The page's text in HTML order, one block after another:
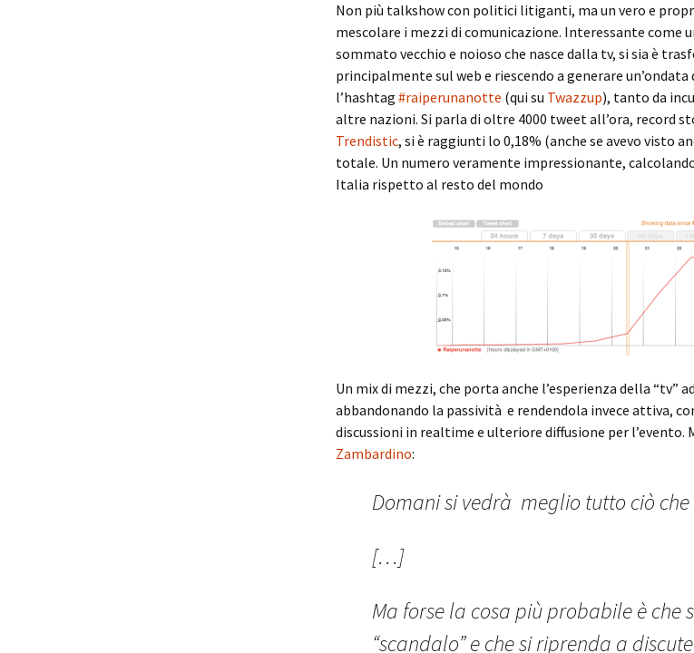
Non più talkshow con politici litiganti, ma un vero e
mescolare i mezzi di comunicazione. Interessante
sommato vecchio e noioso che nasce dalla tv, si sia è
principalmente sul web e riescendo a generare
l’hashtag #raiperunanotte (qui su Twazzup), tanto da
altre nazioni. Si parla di oltre 4000 tweet all’ora, record
Trendistic, si è raggiunti lo 0,18% (anche se avevo visto
totale. Un numero veramente impressionante,
Italia rispetto al resto del mondo
Un mix di mezzi, che porta anche l’esperienza della “tv”
abbandonando la passività e rendendola invece attiva,
discussioni in realtime e ulteriore diffusione per l’evento.
Zambardino:
Domani si vedrà meglio tutto ciò che
[…]
Ma forse la cosa più probabile è che
“scandalo” e che si riprenda a